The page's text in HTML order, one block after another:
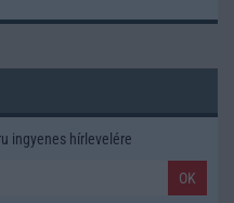
ingyenes hírlevelére
OK